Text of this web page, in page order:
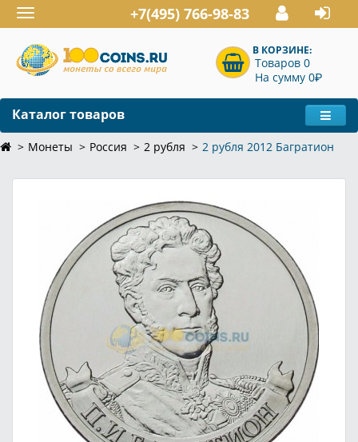
Toggle
navigation
+7(495) 766-98-83
В КОРЗИНЕ:
Товаров 0
На сумму 0P
Каталог товаров
Монеты Россия 2 рубля 2 рубля 2012 Багратион